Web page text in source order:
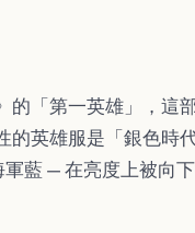
的「第一英雄」，這
的英雄服是「銀色
藍 — 在亮度上被向